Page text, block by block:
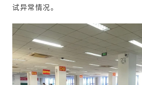
试异常情况。